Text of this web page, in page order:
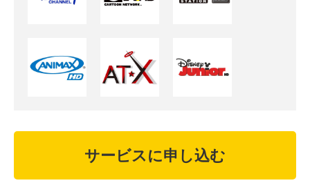
サービスに申し込む